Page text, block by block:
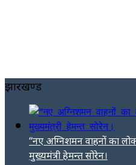
झारखण्ड
“नए अग्निशमन वाहनों का
मुख्यमंत्री हेमन्त सोरेन।